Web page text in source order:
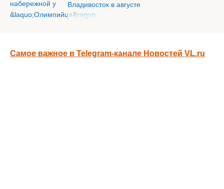
Владивосток в августе
Самое важное в Telegram-канале Новостей VL.ru